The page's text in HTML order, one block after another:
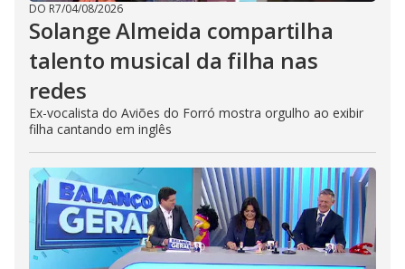
DO R7/04/08/2026
Solange Almeida compartilha
talento musical da filha nas
redes
Ex-vocalista do Aviões do Forró mostra orgulho ao exibir
filha cantando em inglês